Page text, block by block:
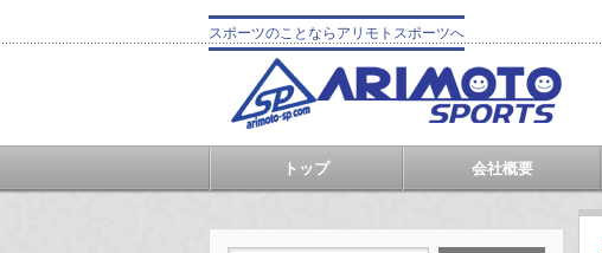
スポーツのことならアリモトスポーツへ
トップ 会社概要